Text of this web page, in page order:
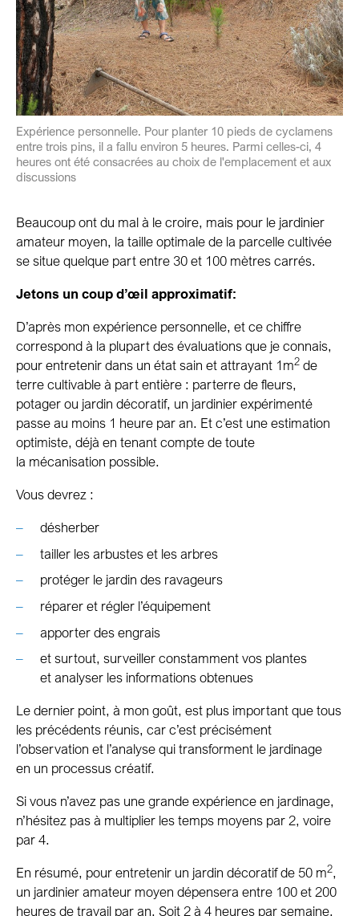
Expérience personnelle. Pour planter 10 pieds de cyclamens
entre trois pins, il a fallu environ 5 heures. Parmi celles-ci, 4
heures ont été consacrées au choix de l'emplacement et aux
discussions
Beaucoup ont du mal à le croire, mais pour le jardinier
amateur moyen, la taille optimale de la parcelle cultivée
se situe quelque part entre 30 et 100 mètres carrés.
Jetons un coup d’œil approximatif:
D’après mon expérience personnelle, et ce chiffre
correspond à la plupart des évaluations que je connais,
pour entretenir dans un état sain et attrayant 1m2 de
terre cultivable à part entière : parterre de fleurs,
potager ou jardin décoratif, un jardinier expérimenté
passe au moins 1 heure par an. Et c’est une estimation
optimiste, déjà en tenant compte de toute
la mécanisation possible.
Vous devrez :
désherber
tailler les arbustes et les arbres
protéger le jardin des ravageurs
réparer et régler l’équipement
apporter des engrais
et surtout, surveiller constamment vos plantes
et analyser les informations obtenues
Le dernier point, à mon goût, est plus important que tous
les précédents réunis, car c’est précisément
l’observation et l’analyse qui transforment le jardinage
en un processus créatif.
Si vous n’avez pas une grande expérience en jardinage,
n’hésitez pas à multiplier les temps moyens par 2, voire
par 4.
En résumé, pour entretenir un jardin décoratif de 50 m2,
un jardinier amateur moyen dépensera entre 100 et 200
heures de travail par an. Soit 2 à 4 heures par semaine.